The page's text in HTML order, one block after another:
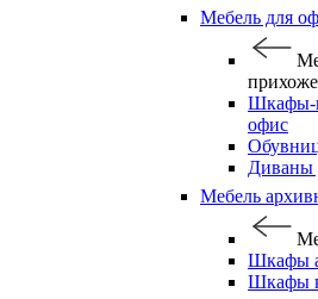
Мебель для
Шкафы-
офис
Диваны
Мебель
Шкафы
Шкафы